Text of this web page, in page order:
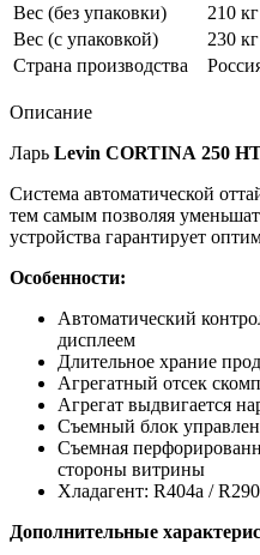
Вес (без упаковки)
210 кг
Вес (с упаковкой)
230 кг
Страна производства
Описание
Ларь Levin CORTINA 250
Система автоматической
тем самым позволяя
устройства гарантирует
Особенности:
Автоматический
дисплеем
Длительное храние
Агрегатный отсек
Агрегат выдвигается
Съемный блок
Съемная
стороны витрины
Хладагент: R404a / R290
Дополнительные